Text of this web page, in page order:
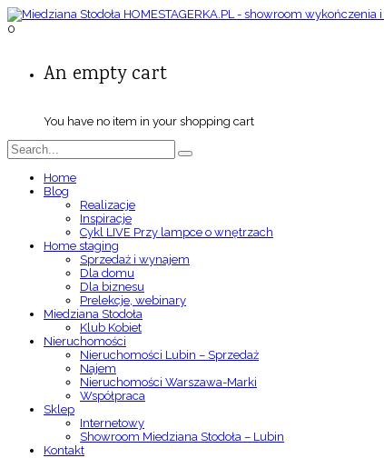
0
An empty cart
You have no item in your shopping cart
Home
Blog
Realizacje
Inspiracje
Cykl LIVE Przy lampce o wnętrzach
Home staging
Sprzedaż i wynajem
Dla domu
Dla biznesu
Prelekcje, webinary
Miedziana Stodoła
Klub Kobiet
Nieruchomości
Nieruchomości Lubin – Sprzedaż
Najem
Nieruchomości Warszawa-Marki
Współpraca
Sklep
Internetowy
Showroom Miedziana Stodoła – Lubin
Kontakt